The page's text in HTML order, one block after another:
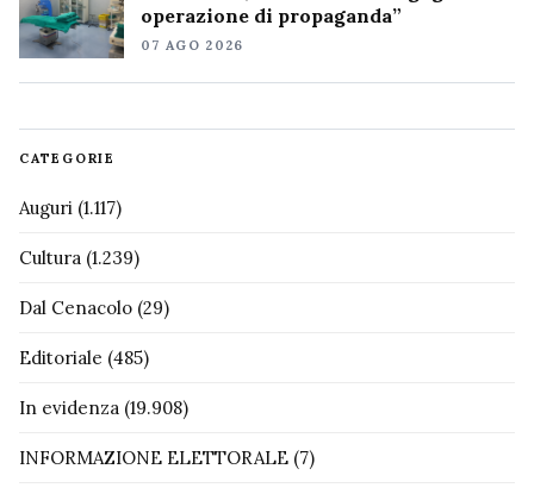
operazione di propaganda”
07 AGO 2026
CATEGORIE
Auguri (1.117)
Cultura (1.239)
Dal Cenacolo (29)
Editoriale (485)
In evidenza (19.908)
INFORMAZIONE ELETTORALE (7)